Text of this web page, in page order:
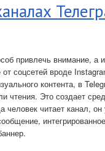
привлечь внимание, а
соцсетей вроде
контента, в
чтения. Это создает
читает канал,